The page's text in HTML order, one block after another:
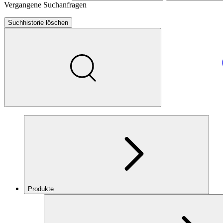
Vergangene Suchanfragen
Suchhistorie löschen
Produkte